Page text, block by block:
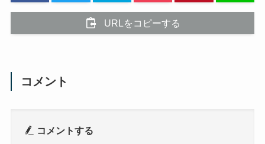
URLをコピーする
コメント
コメントする